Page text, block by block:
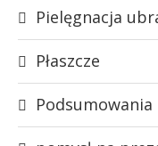
Pielęgnacja
Płaszcze